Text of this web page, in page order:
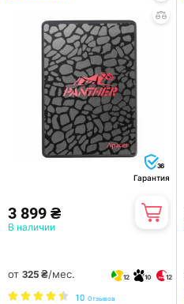
36
Гарантия
3 899 ₴
В наличии
от 325 ₴/мес. 12 10 12
10 Отзывов